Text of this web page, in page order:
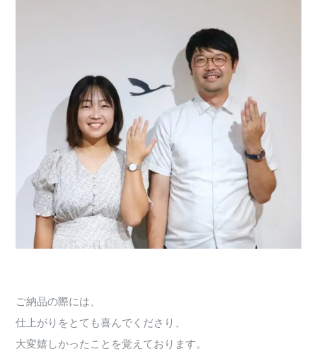
ご納品の際には、
仕上がりをとても喜んでくださり、
大変嬉しかったことを覚えております。